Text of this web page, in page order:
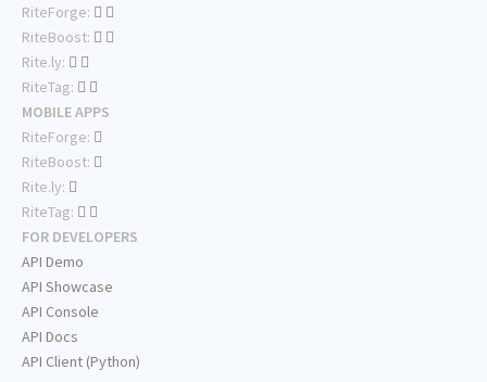
RiteForge:
RiteBoost:
Rite.ly:
RiteTag:
MOBILE APPS
RiteForge:
RiteBoost:
Rite.ly:
RiteTag:
FOR DEVELOPERS
API Demo
API Showcase
API Console
API Docs
API Client (Python)